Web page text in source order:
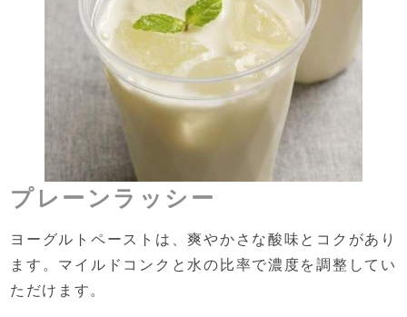
プレーンラッシー
ヨーグルトペーストは、爽やかさな酸味とコクがあり
ます。マイルドコンクと水の比率で濃度を調整してい
ただけます。